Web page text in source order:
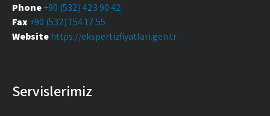
Phone+90 (532) 423 90 42
Fax+90 (532) 154 17 55
Websitehttps://ekspertizfiyatlari.gen.tr
Servislerimiz